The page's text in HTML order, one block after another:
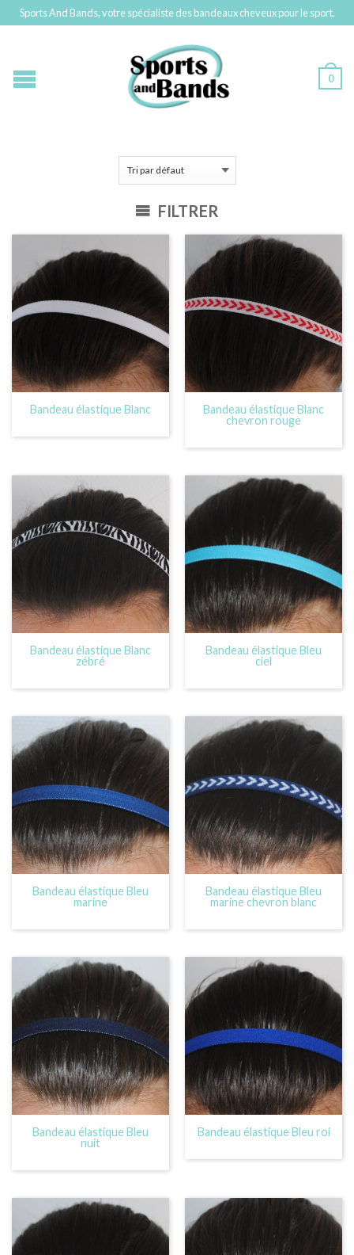
Sports And Bands, votre spécialiste des bandeaux cheveux pour le sport.
0
FILTRER
Bandeau élastique Blanc
Bandeau élastique Blanc
chevron rouge
Bandeau élastique Blanc
zébré
Bandeau élastique Bleu
ciel
Bandeau élastique Bleu
marine
Bandeau élastique Bleu
marine chevron blanc
Bandeau élastique Bleu
nuit
Bandeau élastique Bleu roi